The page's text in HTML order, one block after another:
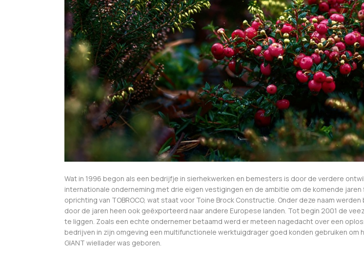
Wat in 1996 begon als een bedrijfje in sierhekwerken en bemesters is door de verdere
internationale onderneming met drie eigen vestigingen en de ambitie om de komende
oprichting van TOBROCO, wat staat voor Toine Brock Constructie. Onder deze naam
door de jaren heen ook geëxporteerd naar andere Europese landen. Tot begin 2001 de
te liggen. Zoals een echte ondernemer betaamd werd er meteen nagedacht over een
bedrijven in zijn omgeving een multifunctionele werktuigdrager goed konden gebruiken
GIANT wiellader was geboren.